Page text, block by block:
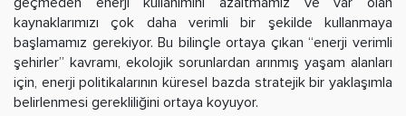
kaynaklarımızı çok daha verimli bir şekilde kullanmaya
başlamamız gerekiyor. Bu bilinçle ortaya çıkan “enerji verimli
şehirler” kavramı, ekolojik sorunlardan arınmış yaşam alanları
için, enerji politikalarının küresel bazda stratejik bir yaklaşımla
belirlenmesi gerekliliğini ortaya koyuyor.